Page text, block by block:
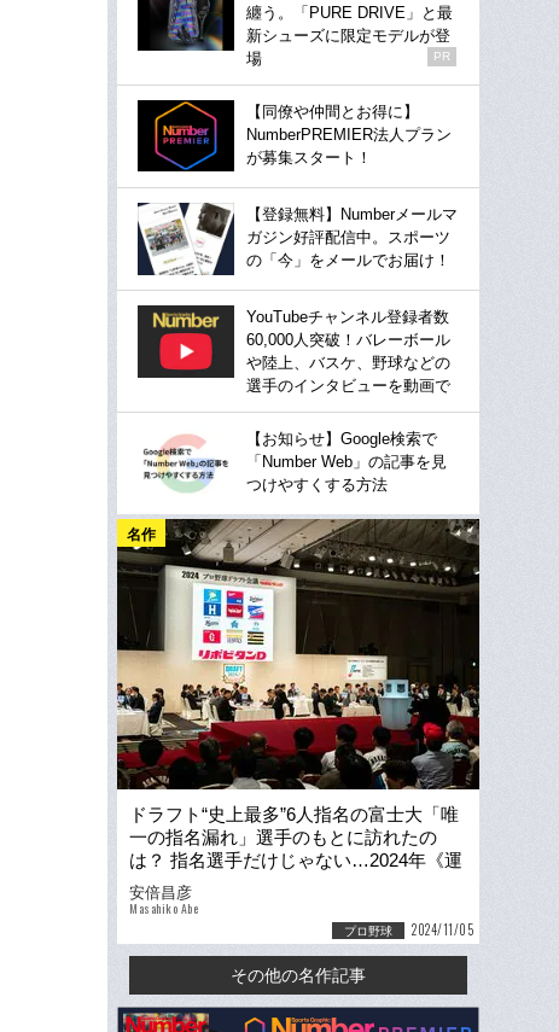
纏う。「PURE DRIVE」と最
新シューズに限定モデルが登
場
PR
【同僚や仲間とお得に】
NumberPREMIER法人プラン
が募集スタート！
【登録無料】Numberメールマ
ガジン好評配信中。スポーツ
の「今」をメールでお届け！
YouTubeチャンネル登録者数
60,000人突破！バレーボール
や陸上、バスケ、野球などの
選手のインタビューを動画で
【お知らせ】Google検索で
「Number Web」の記事を見
つけやすくする方法
名作
ドラフト“史上最多”6人指名の富士大「唯
一の指名漏れ」選手のもとに訪れたの
は？ 指名選手だけじゃない…2024年《運
命のドラフト会議》その後の物語
安倍昌彦
Masahiko Abe
プロ野球 2024/11/05
その他の名作記事